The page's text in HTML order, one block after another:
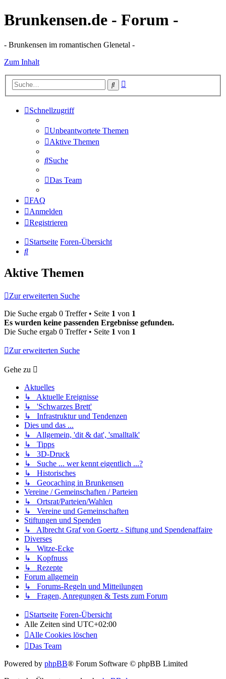
Brunkensen.de - Forum -
- Brunkensen im romantischen Glenetal -
Zum Inhalt
Suche
Schnellzugriff
Unbeantwortete Themen
Aktive Themen
Suche
Das Team
FAQ
Anmelden
Registrieren
Startseite Foren-Übersicht
Suche
Aktive Themen
Zur erweiterten Suche
Die Suche ergab 0 Treffer • Seite 1 von 1
Es wurden keine passenden Ergebnisse gefunden.
Die Suche ergab 0 Treffer • Seite 1 von 1
Zur erweiterten Suche
Gehe zu
Aktuelles
↳ Aktuelle Ereignisse
↳ 'Schwarzes Brett'
↳ Infrastruktur und Tendenzen
Dies und das ...
↳ Allgemein, 'dit & dat', 'smalltalk'
↳ Tipps
↳ 3D-Druck
↳ Suche ... wer kennt eigentlich ...?
↳ Historisches
↳ Geocaching in Brunkensen
Vereine / Gemeinschaften / Parteien
↳ Ortsrat/Parteien/Wahlen
↳ Vereine und Gemeinschaften
Stiftungen und Spenden
↳ Albrecht Graf von Goertz - Siftung und Spendenaffaire
Diverses
↳ Witze-Ecke
↳ Kopfnuss
↳ Rezepte
Forum allgemein
↳ Forums-Regeln und Mitteilungen
↳ Fragen, Anregungen & Tests zum Forum
Startseite Foren-Übersicht
Alle Zeiten sind UTC+02:00
Alle Cookies löschen
Das Team
Powered by phpBB® Forum Software © phpBB Limited